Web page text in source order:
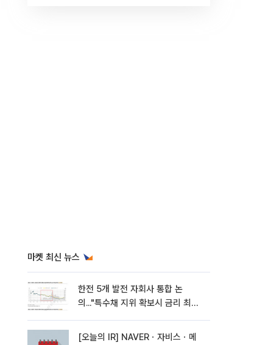
마켓 최신 뉴스
한전 5개 발전 자회사 통합 논
의..."특수채 지위 확보시 금리 최대
[오늘의 IR] NAVERㆍ자비스ㆍ메